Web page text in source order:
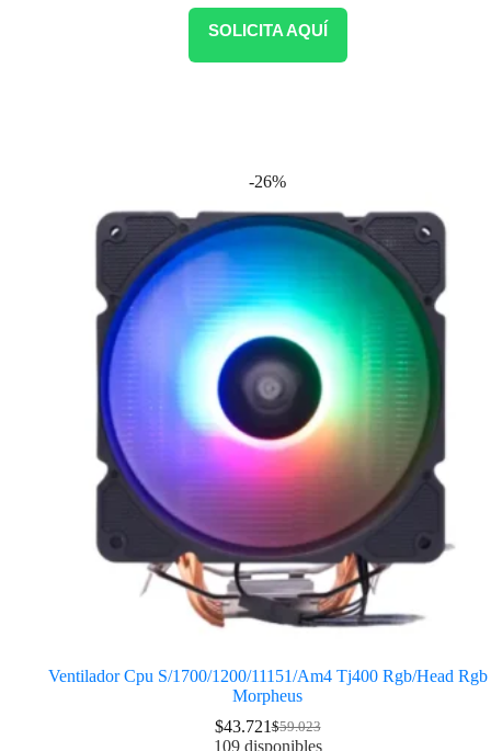
SOLICITA AQUÍ
-26%
Ventilador Cpu S/1700/1200/11151/Am4 Tj400 Rgb/Head Rgb
Morpheus
$59.023
$43.721
109 disponibles